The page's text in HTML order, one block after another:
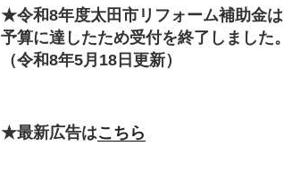
★令和8年度太田市リフォーム補助金は
予算に達したため受付を終了しました。
（令和8年5月18日更新）
★最新広告はこちら